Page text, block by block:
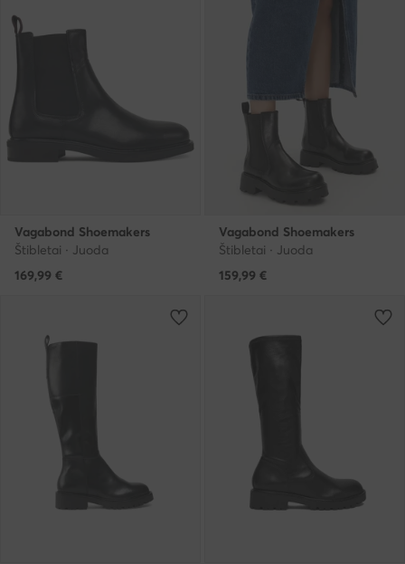
Vagabond Shoemakers
Štibletai · Juoda
169,99 €
Vagabond Shoemakers
Štibletai · Juoda
159,99 €